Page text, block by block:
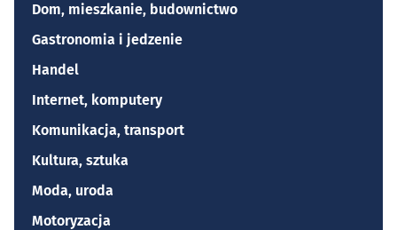
Dom, mieszkanie, budownictwo
Gastronomia i jedzenie
Handel
Internet, komputery
Komunikacja, transport
Kultura, sztuka
Moda, uroda
Motoryzacja